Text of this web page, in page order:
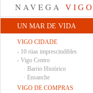
NAVEGA VIGO
UN MAR DE VIDA
VIGO CIDADE
- 10 rúas imprescindibles
- Vigo Centro
· Barrio Histórico
· Ensanche
VIGO DE COMPRAS